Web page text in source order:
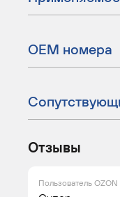
ОЕМ номера
Отзывы
Пользователь OZON